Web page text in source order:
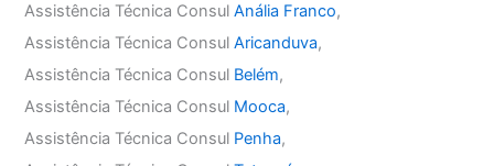
Assistência Técnica ConsulAnália Franco,
Assistência Técnica ConsulAricanduva,
Assistência Técnica Consul Belém,
Assistência Técnica Consul Mooca,
Assistência Técnica Consul Penha,